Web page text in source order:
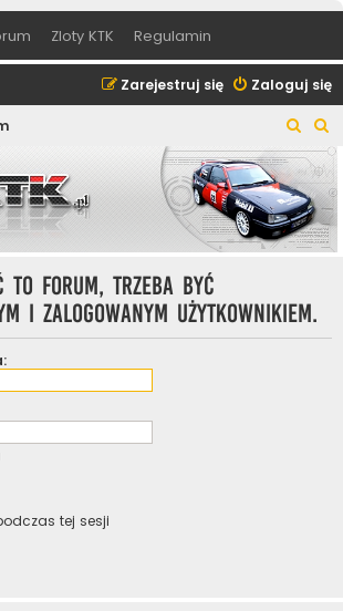
Zloty KTK Regulamin
Zaloguj się
Zarejestruj się
z
u
k
z
u
k
a
to forum, trzeba być
i zalogowanym użytkownikiem.
tej sesji